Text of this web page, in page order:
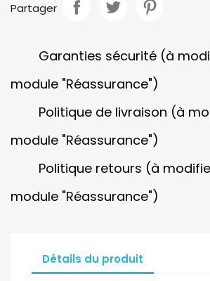
Partager
Garanties sécurité (à
module "Réassurance")
Politique de livraison (à
module "Réassurance")
Politique retours (à
module "Réassurance")
Détails du produit